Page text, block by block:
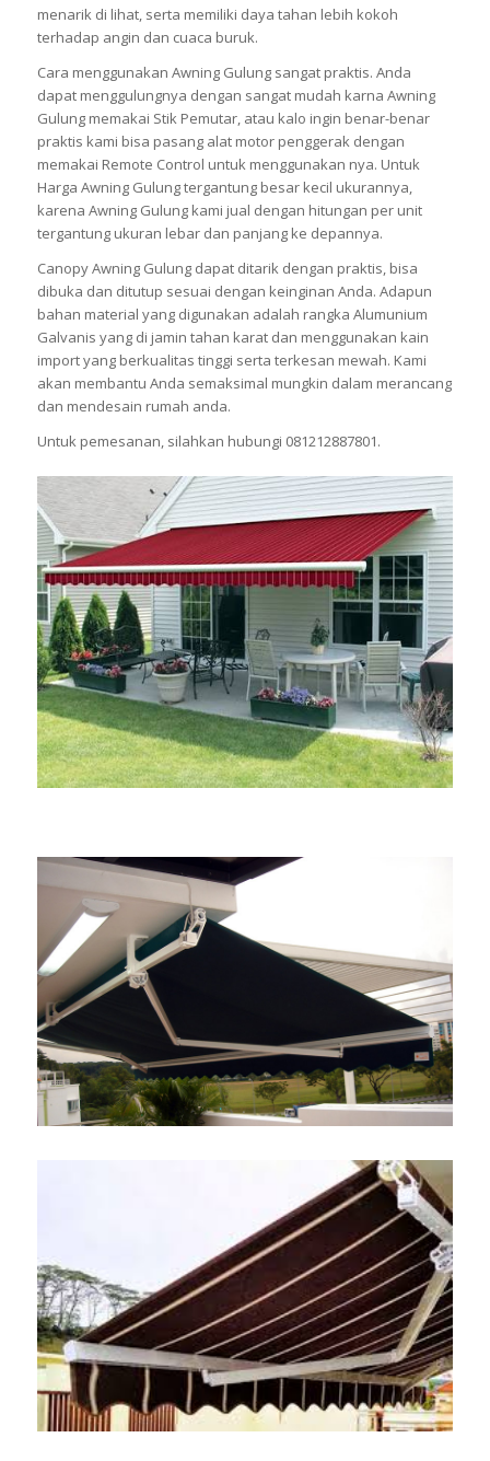
menarik di lihat, serta memiliki daya tahan lebih kokoh
terhadap angin dan cuaca buruk.
Cara menggunakan Awning Gulung sangat praktis. Anda
dapat menggulungnya dengan sangat mudah karna Awning
Gulung memakai Stik Pemutar, atau kalo ingin benar-benar
praktis kami bisa pasang alat motor penggerak dengan
memakai Remote Control untuk menggunakan nya. Untuk
Harga Awning Gulung tergantung besar kecil ukurannya,
karena Awning Gulung kami jual dengan hitungan per unit
tergantung ukuran lebar dan panjang ke depannya.
Canopy Awning Gulung dapat ditarik dengan praktis, bisa
dibuka dan ditutup sesuai dengan keinginan Anda. Adapun
bahan material yang digunakan adalah rangka Alumunium
Galvanis yang di jamin tahan karat dan menggunakan kain
import yang berkualitas tinggi serta terkesan mewah. Kami
akan membantu Anda semaksimal mungkin dalam merancang
dan mendesain rumah anda.
Untuk pemesanan, silahkan hubungi 081212887801.